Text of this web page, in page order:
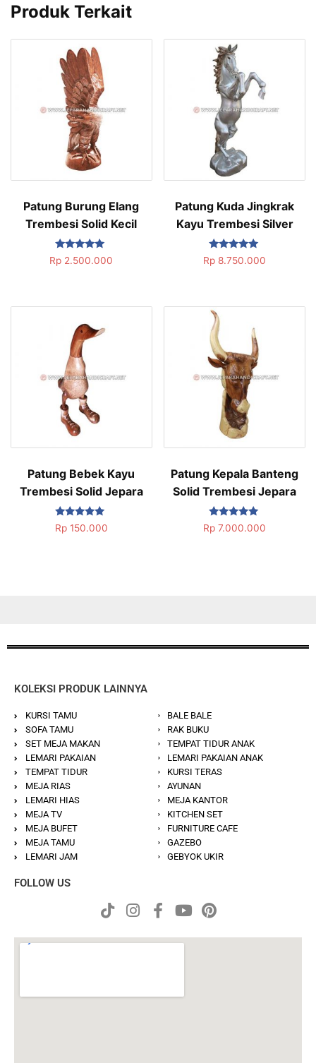
Produk Terkait
Patung Burung Elang
Trembesi Solid Kecil
Dinilai
5.00
Rp 2.500.000
Patung Kuda Jingkrak
Kayu Trembesi Silver
Dinilai
5.00
Rp 8.750.000
Patung Bebek Kayu
Trembesi Solid Jepara
Dinilai
5.00
Rp150.000
Patung Kepala Banteng
Solid Trembesi Jepara
Dinilai
5.00
Rp 7.000.000
KOLEKSI PRODUK LAINNYA
KURSI TAMU
SOFA TAMU
SET MEJA MAKAN
LEMARI PAKAIAN
TEMPAT TIDUR
MEJA RIAS
LEMARI HIAS
MEJA TV
MEJA BUFET
MEJA TAMU
LEMARI JAM
BALE BALE
RAK BUKU
TEMPAT TIDUR ANAK
LEMARI PAKAIAN ANAK
KURSI TERAS
AYUNAN
MEJA KANTOR
KITCHEN SET
FURNITURE CAFE
GAZEBO
GEBYOK UKIR
FOLLOW US